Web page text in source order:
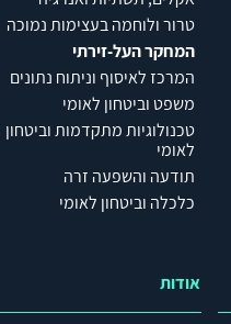
טרור ולוחמה בעצימות נמוכה
המחקר העל-זירתי
המרכז לאיסוף וניתוח נתונים
משפט וביטחון לאומי
טכנולוגיות מתקדמות וביטחון
לאומי
תודעה והשפעה זרה
כלכלה וביטחון לאומי
אודות